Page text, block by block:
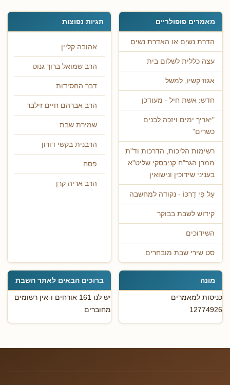
מאמרים פופולריים
הדרת נשים או האדרת נשים
עצה כללית לשלום בית
אגוז קשיו, למשל
חדש: אשת חיל - מעודכן
"יאריך ימים ויזכה לבנים
כשרים"
רשימות הליכות, הדרכות וד"ת
ממרן הגר"ח קניבסקי שליט"א
בעניני שידוכין ונישואין
עַל פִּי דַרְכּוֹ - נקודה למחשבה
קידוש לשבת בבוקר
השידוכים
סט שירי שבת מובחרים
תגיות נפוצות
אהובה קליין
הרב שמואל ברוך גנוט
דבר החסידות
הרב אברהם חיים זילבר
שמירת שבת
הרבנית בקשי דורון
פסח
הרב אריה קרן
מונה
כניסות למאמרים
12774926
ברוכים הבאים לאתר השבת
יש לנו 161 אורחים ו-אין רשומים
מחוברים